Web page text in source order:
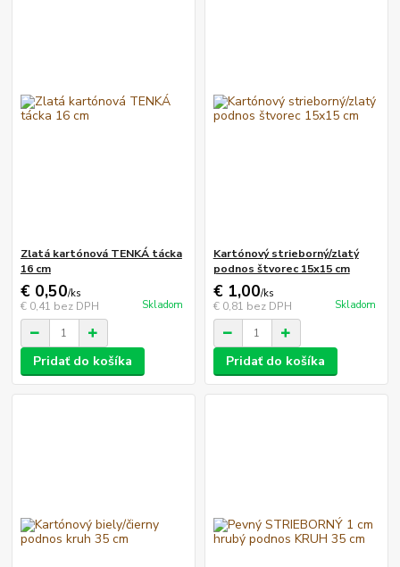
Zlatá kartónová TENKÁ tácka
16 cm
€ 0,50/ks
€ 0,41 bez DPH Skladom
Pridať do košíka
Kartónový strieborný/zlatý
podnos štvorec 15x15 cm
€ 1,00/ks
€ 0,81 bez DPH Skladom
Pridať do košíka